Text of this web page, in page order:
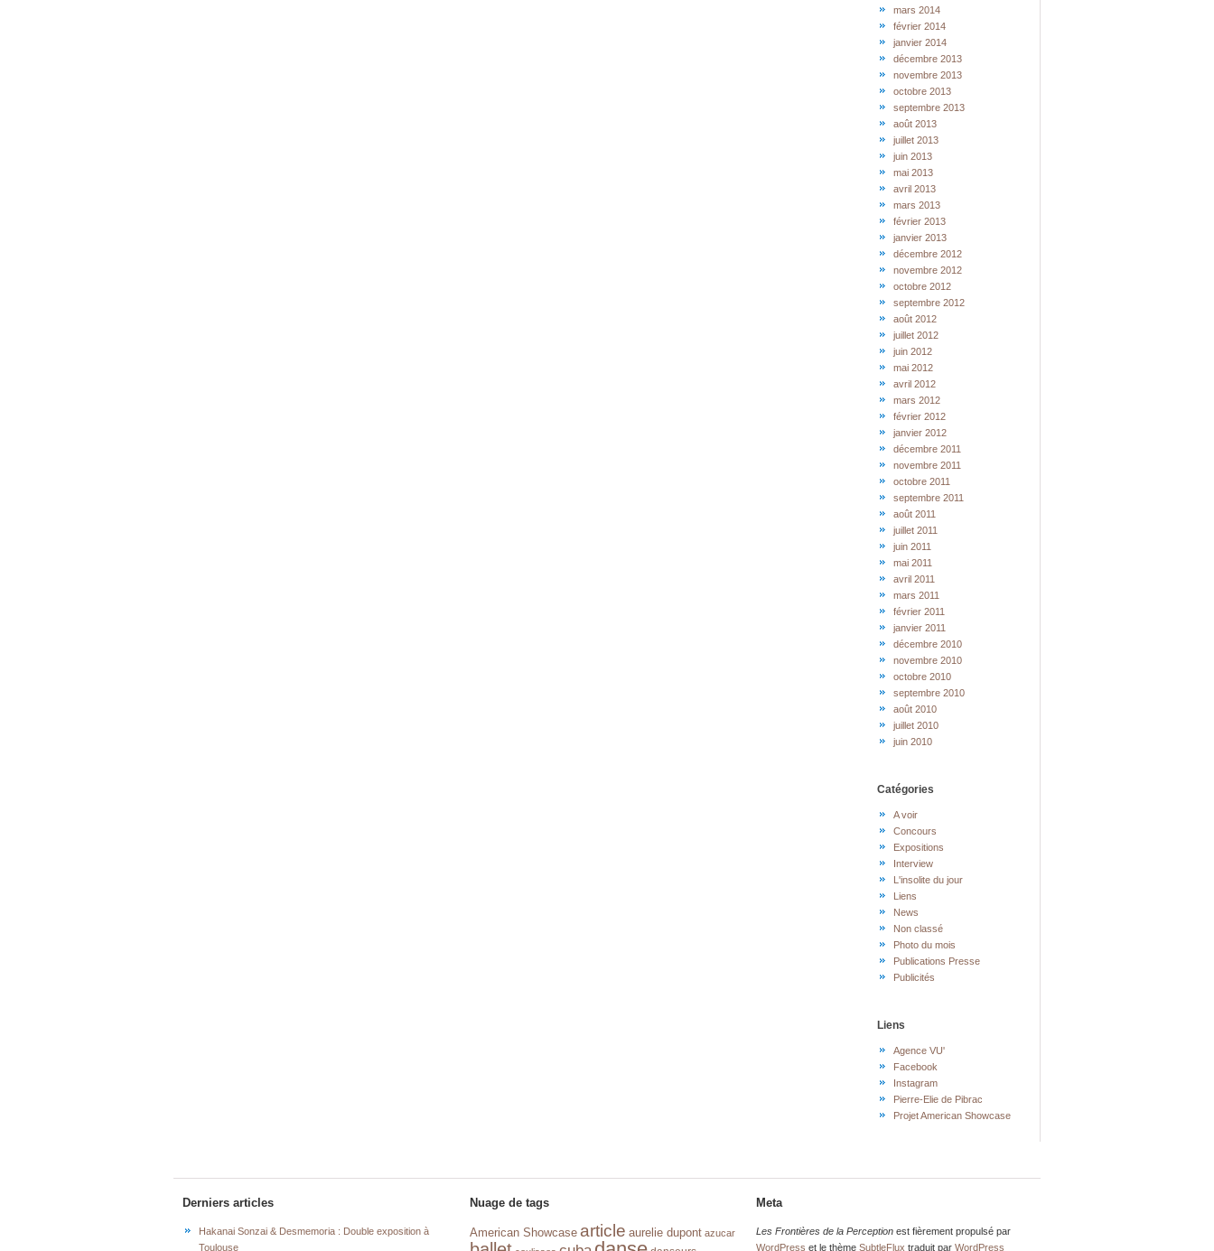
mars 2014
février 2014
janvier 2014
décembre 2013
novembre 2013
octobre 2013
septembre 2013
août 2013
juillet 2013
juin 2013
mai 2013
avril 2013
mars 2013
février 2013
janvier 2013
décembre 2012
novembre 2012
octobre 2012
septembre 2012
août 2012
juillet 2012
juin 2012
mai 2012
avril 2012
mars 2012
février 2012
janvier 2012
décembre 2011
novembre 2011
octobre 2011
septembre 2011
août 2011
juillet 2011
juin 2011
mai 2011
avril 2011
mars 2011
février 2011
janvier 2011
décembre 2010
novembre 2010
octobre 2010
septembre 2010
août 2010
juillet 2010
juin 2010
Catégories
A voir
Concours
Expositions
Interview
L'insolite du jour
Liens
News
Non classé
Photo du mois
Publications Presse
Publicités
Liens
Agence VU'
Facebook
Instagram
Pierre-Elie de Pibrac
Projet American Showcase
Derniers articles
Hakanai Sonzai & Desmemoria : Double exposition à
Toulouse
Nuage de tags
American Showcase article aurelie dupont azucar
Meta
Les Frontières de la Perception est fièrement propulsé par
WordPress et le thèmeSubtleFlux traduit parWordPress